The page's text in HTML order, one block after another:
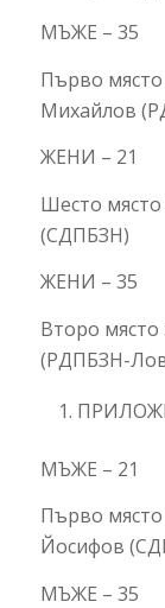
МЪЖЕ – 35
Първо място
Михайлов
ЖЕНИ – 21
Шесто място
(СДПБЗН)
ЖЕНИ – 35
Второ място
(РДПБЗН-
МЪЖЕ – 21
Първо място
Йосифов
МЪЖЕ – 35